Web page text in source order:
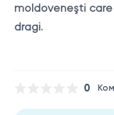
moldoveneşti
dragi.
0